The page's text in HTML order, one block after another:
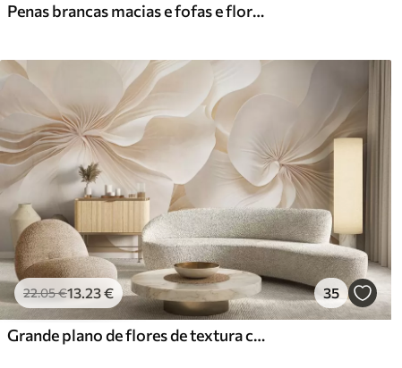
Penas brancas macias e fofas e flores secas sobre um fundo bege pastel neutro
22.05€13.23€ 35
Grande plano de flores de textura cremosa com pétalas delicadas e fluidas, criando um arranjo floral suave, elegante e texturado